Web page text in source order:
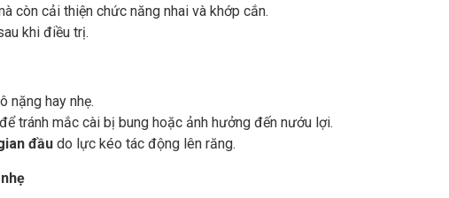
còn cải thiện chức năng nhai và khớp cắn.
khi điều trị.
nặng hay nhẹ.
để tránh mắc cài bị bung hoặc ảnh hưởng đến nướu lợi.
đầu do lực kéo tác động lên răng.